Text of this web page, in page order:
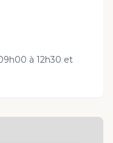
à 12h30 et